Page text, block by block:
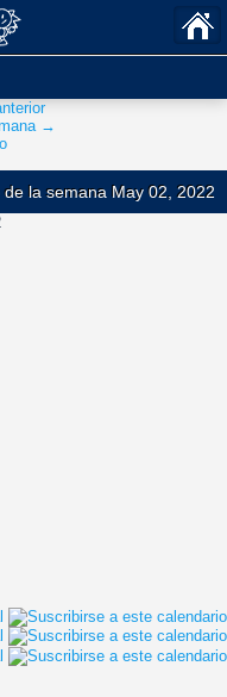
→
de la semana May 02, 2022